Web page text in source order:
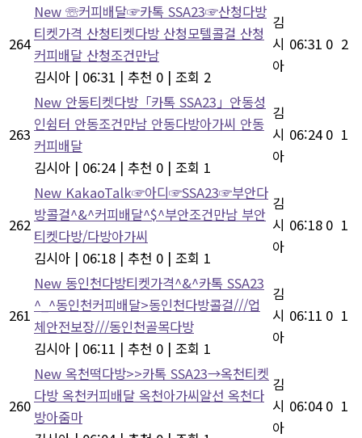
264
New ☏커피배달☞카톡 SSA23☞산청다방
티켓가격 산청티켓다방 산청모텔콜걸 산청
커피배달 산청조건만남
김시아 | 06:31 | 추천 0 | 조회 2
김
시
아
06:31 0 2
263
New 안동티켓다방「카톡 SSA23」안동성
인쉼터 안동조건만남 안동다방아가씨 안동
커피배달
김시아 | 06:24 | 추천 0 | 조회 1
김
시
아
06:24 0 1
262
New KakaoTalk☞아디☞SSA23☞부안다
방콜걸^&^커피배달^$^부안조건만남 부안
티켓다방/다방아가씨
김시아 | 06:18 | 추천 0 | 조회 1
김
시
아
06:18 0 1
261
New 동인천다방티켓가격^&^카톡 SSA23
^_^동인천커피배달>동인천다방콜걸///업
체안전보장///동인천골목다방
김시아 | 06:11 | 추천 0 | 조회 1
김
시
아
06:11 0 1
260
New 옥천떡다방>>카톡 SSA23→옥천티켓
다방 옥천커피배달 옥천아가씨알선 옥천다
방아줌마
김
시
아
06:04 0 1